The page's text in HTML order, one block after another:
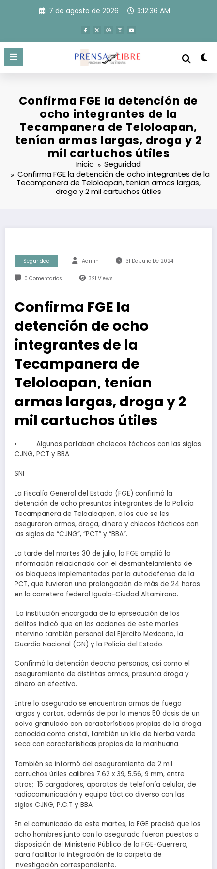
7 de agosto de 2026 3:12:37 AM
Confirma FGE la detención de
ocho integrantes de la
Tecampanera de Teloloapan,
tenían armas largas, droga y 2
mil cartuchos útiles
Inicio
Seguridad
Confirma FGE la detención de ocho integrantes de la
Tecampanera de Teloloapan, tenían armas largas,
droga y 2 mil cartuchos útiles
Seguridad Admin 31 De Julio De 2024
0 Comentarios 321 Views
Confirma FGE la
detención de ocho
integrantes de la
Tecampanera de
Teloloapan, tenían
armas largas, droga y 2
mil cartuchos útiles
• Algunos portaban chalecos tácticos con las siglas
CJNG, PCT y BBA
SNI
La Fiscalía General del Estado (FGE) confirmó la
detención de ocho presuntos integrantes de la Policía
Tecampanera de Teloaloapan, a los que se les
aseguraron armas, droga, dinero y chlecos tácticos con
las siglas de “CJNG”, “PCT” y “BBA”.
La tarde del martes 30 de julio, la FGE amplió la
información relacionada con el desmantelamiento de
los bloqueos implementados por la autodefensa de la
PCT, que tuvieron una prolongación de más de 24 horas
en la carretera federal Iguala-Ciudad Altamirano.
La institución encargada de la eprsecución de los
delitos indicó que en las acciones de este martes
intervino también personal del Ejército Mexicano, la
Guardia Nacional (GN) y la Policía del Estado.
Confirmó la detención deocho personas, así como el
aseguramiento de distintas armas, presunta droga y
dinero en efectivo.
Entre lo asegurado se encuentran armas de fuego
largas y cortas, además de por lo menos 50 dosis de un
polvo granulado con características propias de la droga
conocida como cristal, también un kilo de hierba verde
seca con características propias de la marihuana.
También se informó del aseguramiento de 2 mil
cartuchos útiles calibres 7.62 x 39, 5.56, 9 mm, entre
otros; 15 cargadores, aparatos de telefonía celular, de
radiocomunicación y equipo táctico diverso con las
siglas CJNG, P.C.T y BBA
En el comunicado de este martes, la FGE precisó que los
ocho hombres junto con lo asegurado fueron puestos a
disposición del Ministerio Público de la FGE-Guerrero,
para facilitar la integración de la carpeta de
investigación correspondiente.